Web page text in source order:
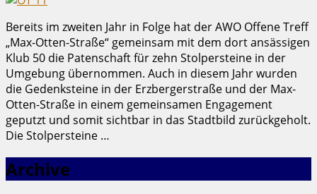
Bereits im zweiten Jahr in Folge hat der AWO Offene Treff
„Max-Otten-Straße“ gemeinsam mit dem dort ansässigen
Klub 50 die Patenschaft für zehn Stolpersteine in der
Umgebung übernommen. Auch in diesem Jahr wurden
die Gedenksteine in der Erzbergerstraße und der Max-
Otten-Straße in einem gemeinsamen Engagement
geputzt und somit sichtbar in das Stadtbild zurückgeholt.
Die Stolpersteine …
Archive